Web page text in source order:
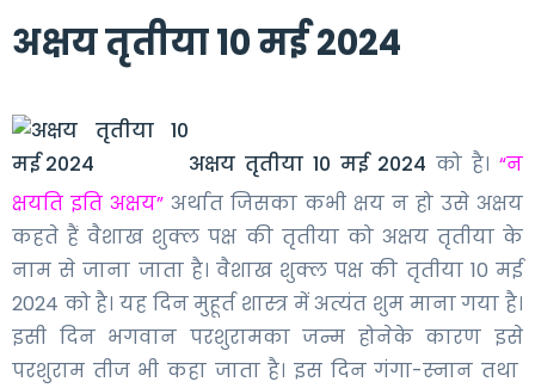
अक्षय तृतीया 10 मई 2024
अक्षय तृतीया 10 मई 2024 को है। “न
क्षयति इति अक्षय” अर्थात जिसका कभी क्षय न हो उसे अक्षय
कहते हैं वैशाख शुक्ल पक्ष की तृतीया को अक्षय तृतीया के
नाम से जाना जाता है। वैशाख शुक्ल पक्ष की तृतीया 10 मई
2024 को है। यह दिन मुहूर्त शास्त्र में अत्यंत शुम माना गया है।
इसी दिन भगवान परशुरामका जन्म होनेके कारण इसे
परशुराम तीज भी कहा जाता है। इस दिन गंगा-स्नान तथा